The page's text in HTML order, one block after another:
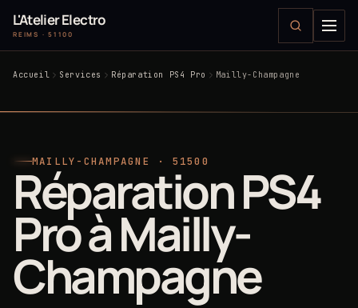
L'Atelier Electro
REIMS · 51100
Accueil Services Réparation PS4 Pro Mailly-Champagne
MAILLY-CHAMPAGNE · 51500
Réparation PS4
Pro à Mailly-
Champagne